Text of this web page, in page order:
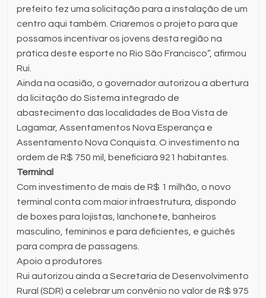
prefeito fez uma solicitação para a instalação de um
centro aqui também. Criaremos o projeto para que
possamos incentivar os jovens desta região na
prática deste esporte no Rio São Francisco”, afirmou
Rui.
Ainda na ocasião, o governador autorizou a abertura
da licitação do Sistema integrado de
abastecimento das localidades de Boa Vista de
Lagamar, Assentamentos Nova Esperança e
Assentamento Nova Conquista. O investimento na
ordem de R$ 750 mil, beneficiará 921 habitantes.
Terminal
Com investimento de mais de R$ 1 milhão, o novo
terminal conta com maior infraestrutura, dispondo
de boxes para lojistas, lanchonete, banheiros
masculino, femininos e para deficientes, e guichês
para compra de passagens.
Apoio a produtores
Rui autorizou ainda a Secretaria de Desenvolvimento
Rural (SDR) a celebrar um convênio no valor de R$ 975